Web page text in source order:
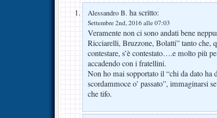
Alessandro B. ha scritto:
Settembre 2nd, 2016 alle 07:03
Veramente non ci sono andati bene
Ricciarelli, Bruzzone, Bolatti” tanto che,
contestare, s’è contestato….e molto più
accadendo con i fratellini.
Non ho mai sopportato il “chi da dato ha
scordammoce o’ passato”, immaginarsi
che tifo.